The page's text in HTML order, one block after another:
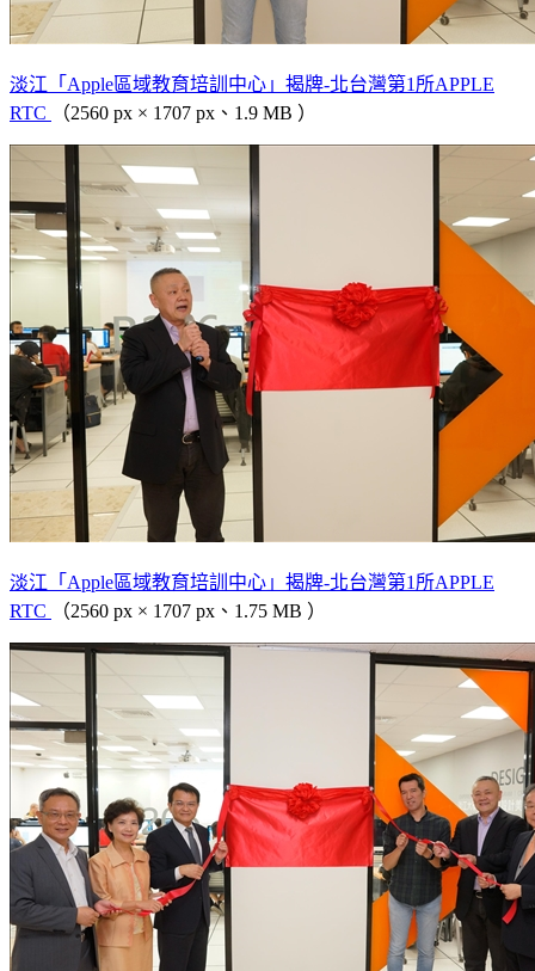
淡江「Apple區域教育培訓中心」揭牌-北台灣第1所APPLE
RTC
（2560 px × 1707 px、1.9 MB ）
淡江「Apple區域教育培訓中心」揭牌-北台灣第1所APPLE
RTC
（2560 px × 1707 px、1.75 MB ）